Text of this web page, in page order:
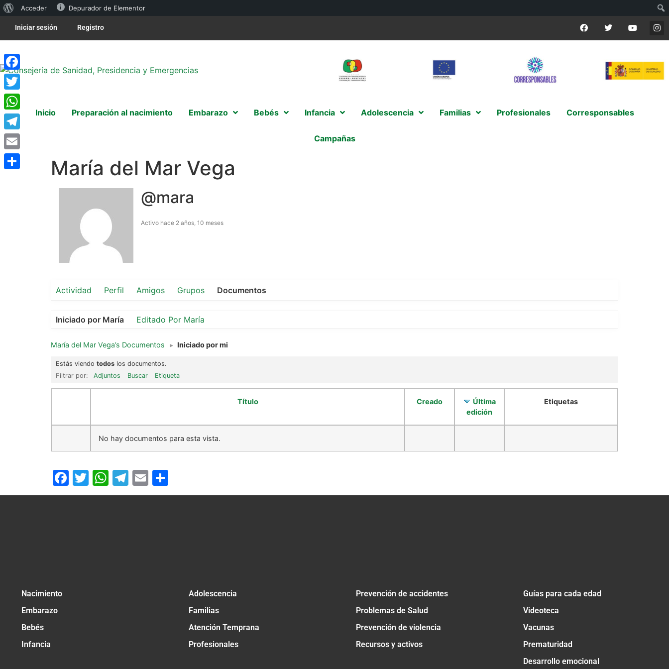
Acceder Depurador de Elementor
Iniciar sesión Registro
Inicio Preparación al nacimiento Embarazo Bebés Infancia Adolescencia Familias Profesionales Corresponsables
Campañas
María del Mar Vega
@mara
Activo hace 2 años, 10 meses
Actividad Perfil Amigos Grupos Documentos
Iniciado por María Editado Por María
María del Mar Vega’s Documentos ▸ Iniciado por mi
Estás viendo todos los documentos.
Filtrar por:
Adjuntos Buscar Etiqueta
Título Creado
Última
edición
Etiquetas
No hay documentos para esta vista.
Facebook
Twitter
WhatsApp
Telegram
Email
Nacimiento
Embarazo
Bebés
Infancia
Adolescencia
Familias
Atención Temprana
Profesionales
Prevención de accidentes
Problemas de Salud
Prevención de violencia
Recursos y activos
Guías para cada edad
Videoteca
Vacunas
Prematuridad
Desarrollo emocional
Facebook
Twitter
WhatsApp
Telegram
Email